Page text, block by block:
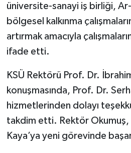
üniversite-sanayi iş birliği,
bölgesel kalkınma
artırmak amacıyla
ifade etti.
KSÜ Rektörü Prof. Dr.
konuşmasında, Prof. Dr.
hizmetlerinden dolayı
takdim etti. Rektör Okumuş,
Kaya’ya yeni görevinde